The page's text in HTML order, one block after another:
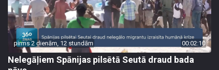
pirms 2 dienām, 12 stundām 00:02:10
Nelegāļiem Spānijas pilsētā Seutā draud bada